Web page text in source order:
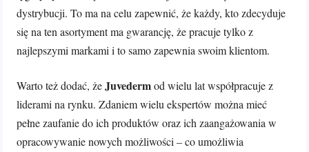
dystrybucji. To ma na celu zapewnić, że każdy, kto zdecyduje
się na ten asortyment ma gwarancję, że pracuje tylko z
najlepszymi markami i to samo zapewnia swoim klientom.
Warto też dodać, żeJuvedermod wielu lat współpracuje z
liderami na rynku. Zdaniem wielu ekspertów można mieć
pełne zaufanie do ich produktów oraz ich zaangażowania w
opracowywanie nowych możliwości – co umożliwia